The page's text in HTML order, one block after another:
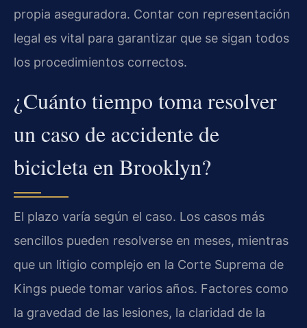
propia aseguradora. Contar con representación
legal es vital para garantizar que se sigan todos
los procedimientos correctos.
¿Cuánto tiempo toma resolver
un caso de accidente de
bicicleta en Brooklyn?
El plazo varía según el caso. Los casos más
sencillos pueden resolverse en meses, mientras
que un litigio complejo en la Corte Suprema de
Kings puede tomar varios años. Factores como
la gravedad de las lesiones, la claridad de la